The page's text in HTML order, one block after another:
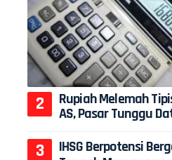
Rupiah Melemah
AS, Pasar Tunggu
IHSG Berpotensi